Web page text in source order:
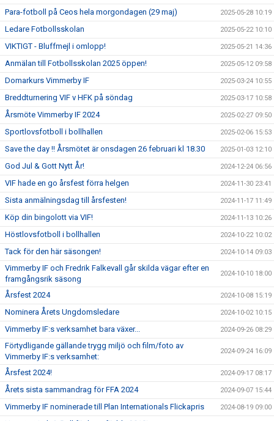
Para-fotboll på Ceos hela morgondagen (29 maj) 2025-05-28 10:19
Ledare Fotbollsskolan 2025-05-22 10:10
VIKTIGT - Bluffmejl i omlopp! 2025-05-21 14:36
Anmälan till Fotbollsskolan 2025 öppen! 2025-05-12 09:58
Domarkurs Vimmerby IF 2025-03-24 10:55
Breddturnering VIF v HFK på söndag 2025-03-17 10:58
Årsmöte Vimmerby IF 2024 2025-02-27 09:50
Sportlovsfotboll i bollhallen 2025-02-06 15:53
Save the day !! Årsmötet är onsdagen 26 februari kl 18.30 2025-01-03 12:10
God Jul & Gott Nytt År! 2024-12-24 06:56
VIF hade en go årsfest förra helgen 2024-11-30 23:41
Sista anmälningsdag till årsfesten! 2024-11-17 11:49
Köp din bingolott via VIF! 2024-11-13 10:26
Höstlovsfotboll i bollhallen 2024-10-22 10:02
Tack för den här säsongen! 2024-10-14 09:03
Vimmerby IF och Fredrik Falkevall går skilda vägar efter en
framgångsrik säsong
2024-10-10 18:00
Årsfest 2024 2024-10-08 15:19
Nominera Årets Ungdomsledare 2024-10-02 10:15
Vimmerby IF:s verksamhet bara växer... 2024-09-26 08:29
Förtydligande gällande trygg miljö och film/foto av
Vimmerby IF:s verksamhet:
2024-09-24 16:09
Årsfest 2024! 2024-09-17 08:17
Årets sista sammandrag för FFA 2024 2024-09-07 15:44
Vimmerby IF nominerade till Plan Internationals Flickapris 2024-08-19 09:00